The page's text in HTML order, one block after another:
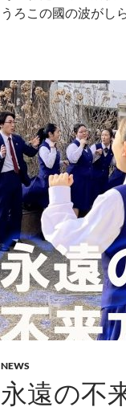
うろこの國の波がし
NEWS
永遠の不